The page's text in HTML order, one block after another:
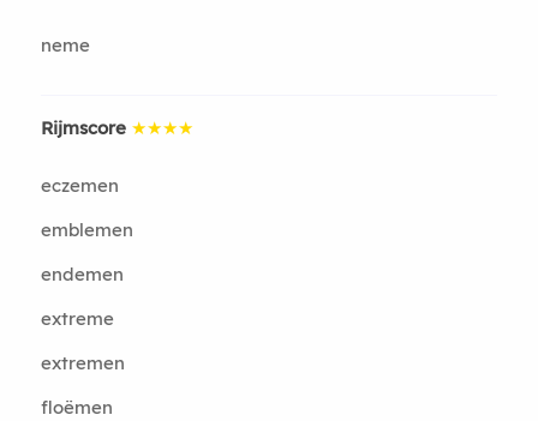
neme
Rijmscore ★★★★
eczemen
emblemen
endemen
extreme
extremen
floëmen